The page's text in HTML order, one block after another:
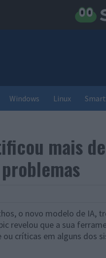
Windows Linux
mais
o novo modelo de IA,
revelou que a sua
críticas em alguns dos